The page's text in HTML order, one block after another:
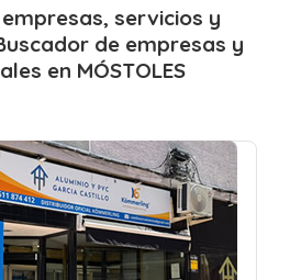
servicios y
de empresas y
en MÓSTOLES